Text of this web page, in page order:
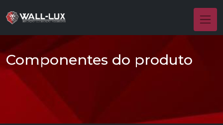
Componentes do produto